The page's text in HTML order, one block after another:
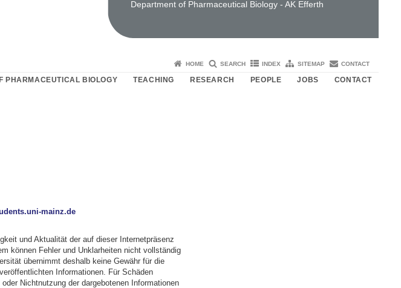
Department of Pharmaceutical Biology - AK Efferth
HOME SEARCH INDEX SITEMAP CONTACT
PHARMACEUTICAL BIOLOGY TEACHING RESEARCH PEOPLE JOBS CONTACT
mainz.de
und Aktualität der auf dieser Internetpräsenz
können Fehler und Unklarheiten nicht vollständig
übernimmt deshalb keine Gewähr für die
Informationen. Für Schäden
Nichtnutzung der dargebotenen Informationen